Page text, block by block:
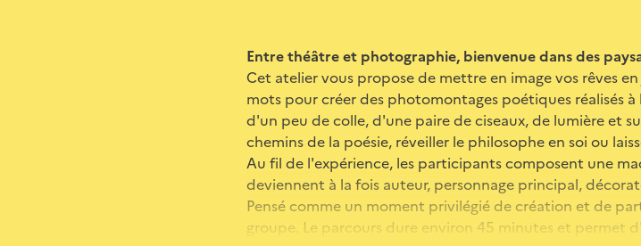
Entre théâtre et photographie, bienvenue dans des
Cet atelier vous propose de mettre en image vos rêves
mots pour créer des photomontages poétiques réalisés
d'un peu de colle, d'une paire de ciseaux, de lumière et
chemins de la poésie, réveiller le philosophe en soi ou
Au fil de l'expérience, les participants composent une
deviennent à la fois auteur, personnage principal,
Pensé comme un moment privilégié de création et de
groupe. Le parcours dure environ 45 minutes et permet